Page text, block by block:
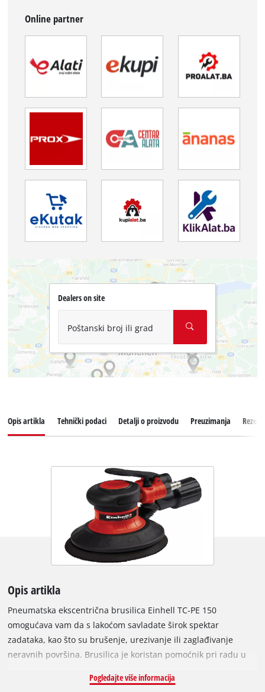
Online partner
Dealers on site
Poštanski broj ili grad
Opis artikla Tehnički podaci Detalji o proizvodu Preuzimanja
Opis artikla
Pneumatska ekscentrična brusilica Einhell TC-PE 150
omogućava vam da s lakoćom savladate širok spektar
zadataka, kao što su brušenje, urezivanje ili zaglađivanje
neravnih površina. Brusilica je koristan pomoćnik pri radu u
brusilica ima promjer brusnog diska od 150 milimetara.
Pogledajte više informacija